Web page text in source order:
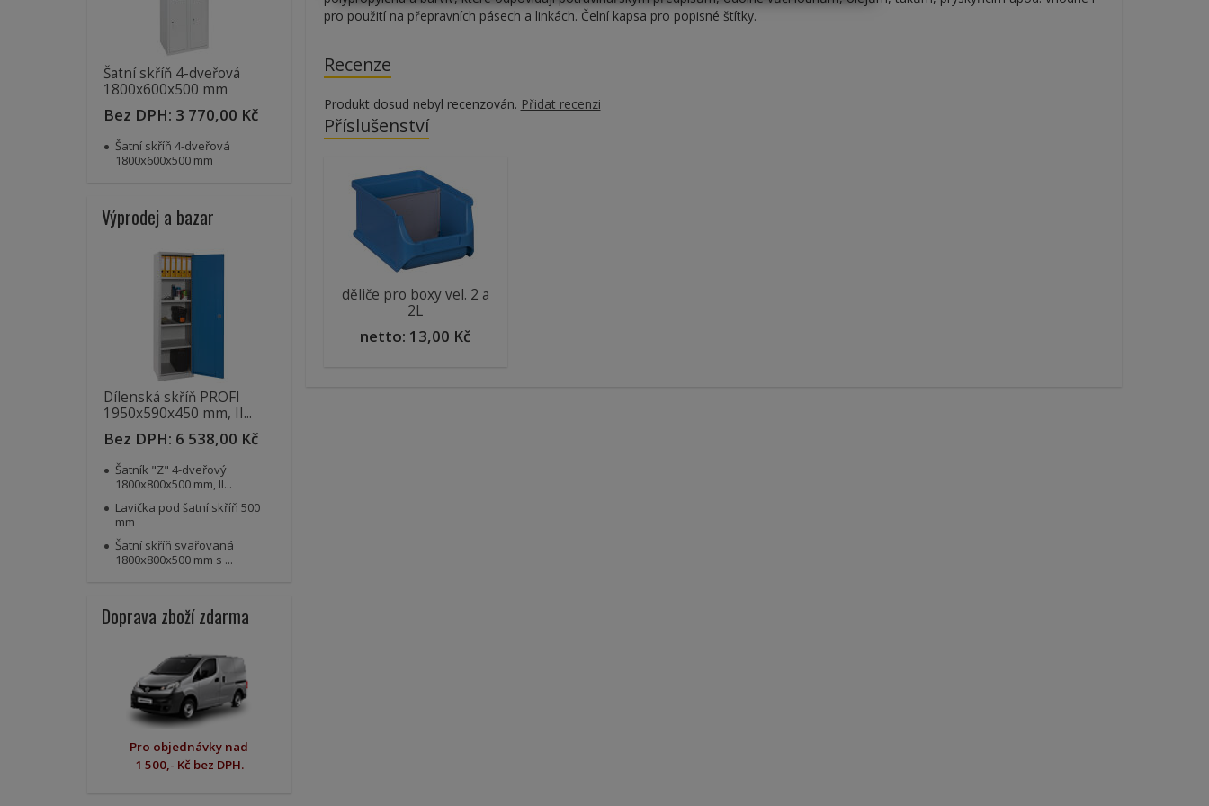
pro použití na přepravních pásech a linkách. Čelní kapsa pro popisné štítky.
Recenze
Produkt dosud nebyl recenzován. Přidat recenzi
Příslušenství
děliče pro boxy vel. 2 a
2L
netto: 13,00 Kč
Šatní skříň 4-dveřová
1800x600x500 mm
Bez DPH: 3 770,00 Kč
Šatní skříň 4-dveřová
1800x600x500 mm
Výprodej a bazar
Dílenská skříň PROFI
1950x590x450 mm, II...
Bez DPH: 6 538,00 Kč
Šatník "Z" 4-dveřový
1800x800x500 mm, II...
Lavička pod šatní skříň 500
mm
Šatní skříň svařovaná
1800x800x500 mm s ...
Doprava zboží zdarma
Pro objednávky nad
1 500,- Kč bez DPH.